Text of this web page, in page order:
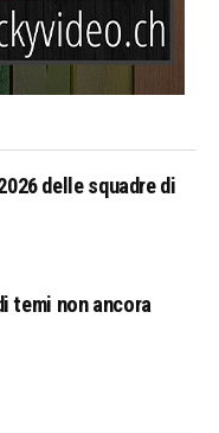
delle squadre di
temi non ancora